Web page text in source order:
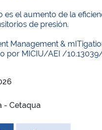
el aumento de la
de presión.
Management &
por MICIU/AEI /
- Cetaqua